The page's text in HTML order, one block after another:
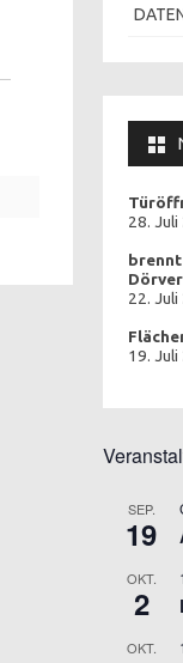
28.
22. Juli
19.
SEP.
19
OKT.
2
OKT.